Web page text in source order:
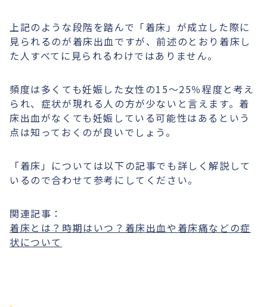
上記のような段階を踏んで「着床」が成立した際に
見られるのが着床出血ですが、前述のとおり着床し
た人すべてに見られるわけではありません。
頻度は多くても妊娠した女性の15〜25％程度と考え
られ、症状が現れる人の方が少ないと言えます。着
床出血がなくても妊娠している可能性はあるという
点は知っておくのが良いでしょう。
「着床」については以下の記事でも詳しく解説して
いるので合わせて参考にしてください。
関連記事：
着床とは？時期はいつ？着床出血や着床痛などの症
状について